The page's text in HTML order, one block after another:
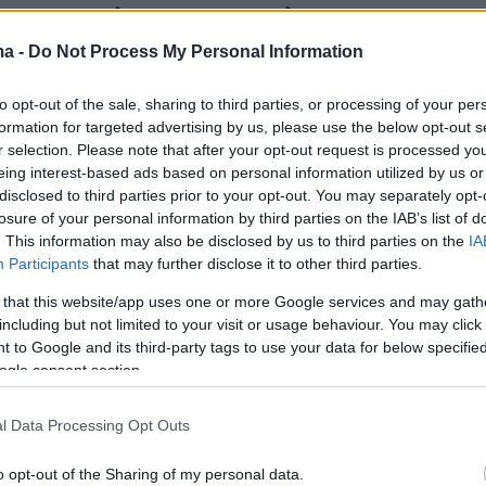
- Do Not Process My Personal Information
opt-out of the sale, sharing to third parties, or processing of your
for targeted advertising by us, please use the below opt-out
selection. Please note that after your opt-out request is processed
interest-based ads based on personal information utilized by us
to third parties prior to your opt-out. You may separately
of your personal information by third parties on the IAB’s list of
This information may also be disclosed by us to third parties on the
Participants that may further disclose it to other third parties.
that this website/app uses one or more Google services and may
but not limited to your visit or usage behaviour. You may
to Google and its third-party tags to use your data for below
consent section.
Data Processing Opt Outs
opt-out of the Sharing of my personal data.
πορεία τα γεωτρύπανα της
πετρελαϊκής βιομηχανίας
Chevron στο Block 10, η αποχώρηση της
τα δυτικά της Κρήτης και η επικείμενη γεώτρηση
τον νέο ενεργειακό χάρτη της χώρας
ΠΑΣΟΚ για ExxonMobil: Η
γεώτρηση μετά από
είναι ψήφος εμπιστοσύνης
υπεράκτιας γεώτρησης στη χώρα μετά από σχεδόν
2027 στο Βορειοδυτικό Ιόνιο
2